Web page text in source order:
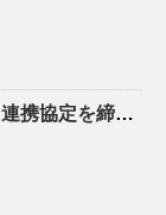
akippaが大阪府八尾市と連携協定を締結！駐車場シェアを活かしたにぎわいの創出と関係